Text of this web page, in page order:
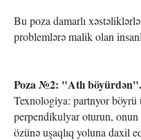
Bu poza damarlı
problemlərə malik olan
Poza №2: "Atlı böyürdən".
Texnologiya: partnyor böyrü
perpendikulyar oturun, onun
özünə uşaqlıq yoluna daxil